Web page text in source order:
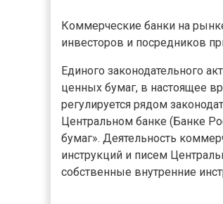
Коммерческие банки на
инвесторов и посредников
Единого законодательного
ценных бумаг, в настоящее
регулируется рядом
Центральном банке (Банке
бумаг». Деятельность
инструкций и писем
собственные внутренние